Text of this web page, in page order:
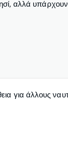
αλλά
για άλλους